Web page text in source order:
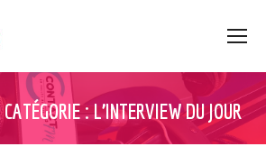
:L’INTERVIEW DU JOUR